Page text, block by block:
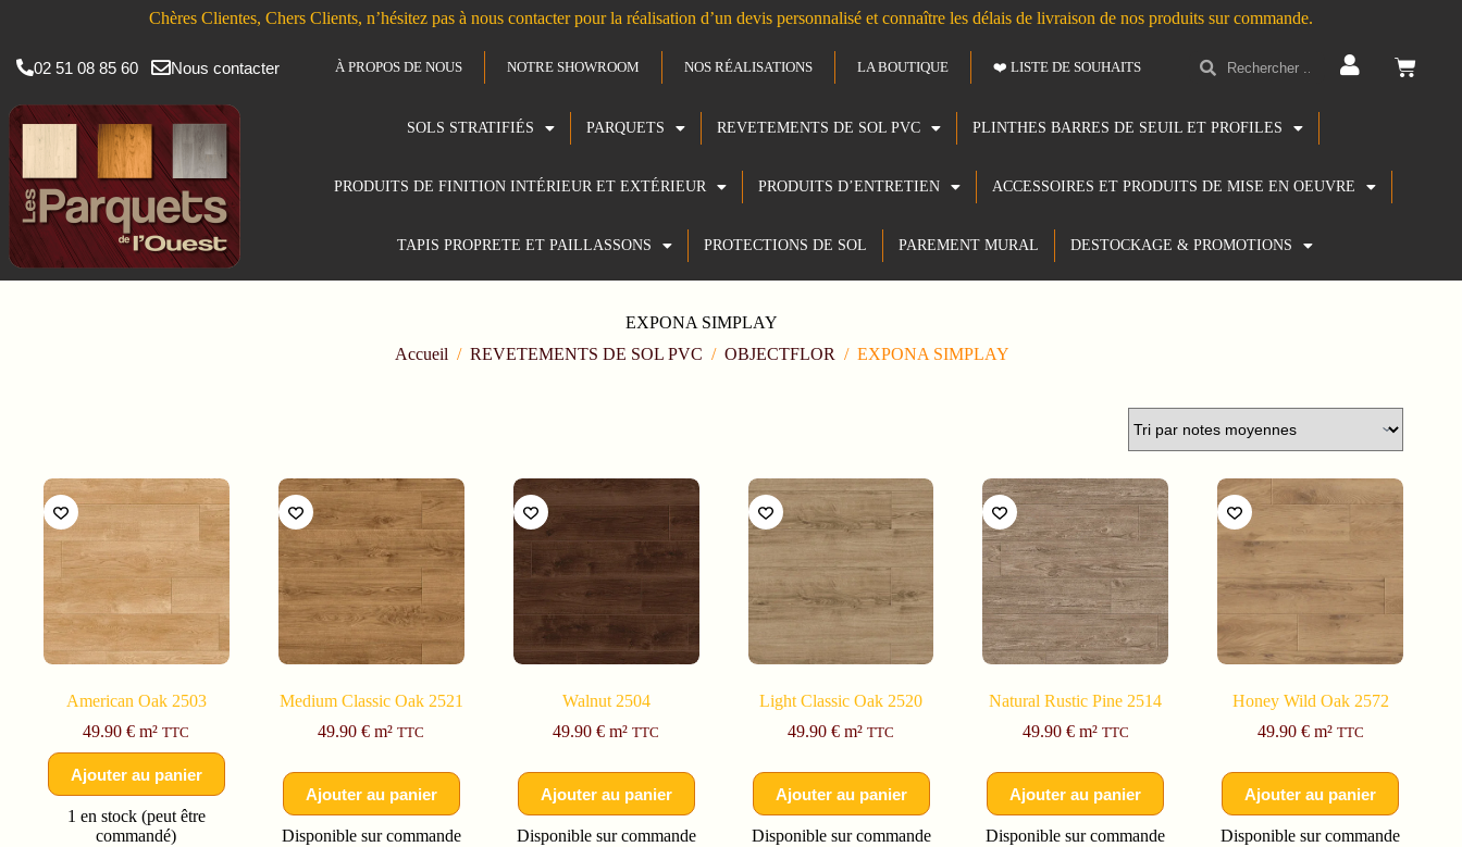
Chères Clientes, Chers Clients, n’hésitez pas à nous contacter pour la réalisation d’un devis personnalisé et connaître les délais de livraison de nos produits sur commande.
02 51 08 85 60 Nous contacter À PROPOS DE NOUS NOTRE SHOWROOM NOS RÉALISATIONS LA BOUTIQUE ❤️ LISTE DE SOUHAITS
SOLS STRATIFIÉS PARQUETS REVETEMENTS DE SOL PVC PLINTHES BARRES DE SEUIL ET PROFILES
PRODUITS DE FINITION INTÉRIEUR ET EXTÉRIEUR PRODUITS D’ENTRETIEN ACCESSOIRES ET PRODUITS DE MISE EN OEUVRE
TAPIS PROPRETE ET PAILLASSONS PROTECTIONS DE SOL PAREMENT MURAL DESTOCKAGE & PROMOTIONS
EXPONA SIMPLAY
Accueil / REVETEMENTS DE SOL PVC / OBJECTFLOR / EXPONA SIMPLAY
American Oak 2503
49.90€ m²TTC
Ajouter au panier
1 en stock (peut être
commandé)
Medium Classic Oak 2521
49.90€ m²TTC
Ajouter au panier
Disponible sur commande
Walnut 2504
49.90€ m²TTC
Ajouter au panier
Disponible sur commande
Light Classic Oak 2520
49.90 € m² TTC
Ajouter au panier
Disponible sur commande
Natural Rustic Pine 2514
49.90 €m² TTC
Ajouter au panier
Disponible sur commande
Honey Wild Oak 2572
49.90 €m² TTC
Ajouter au panier
Disponible sur commande